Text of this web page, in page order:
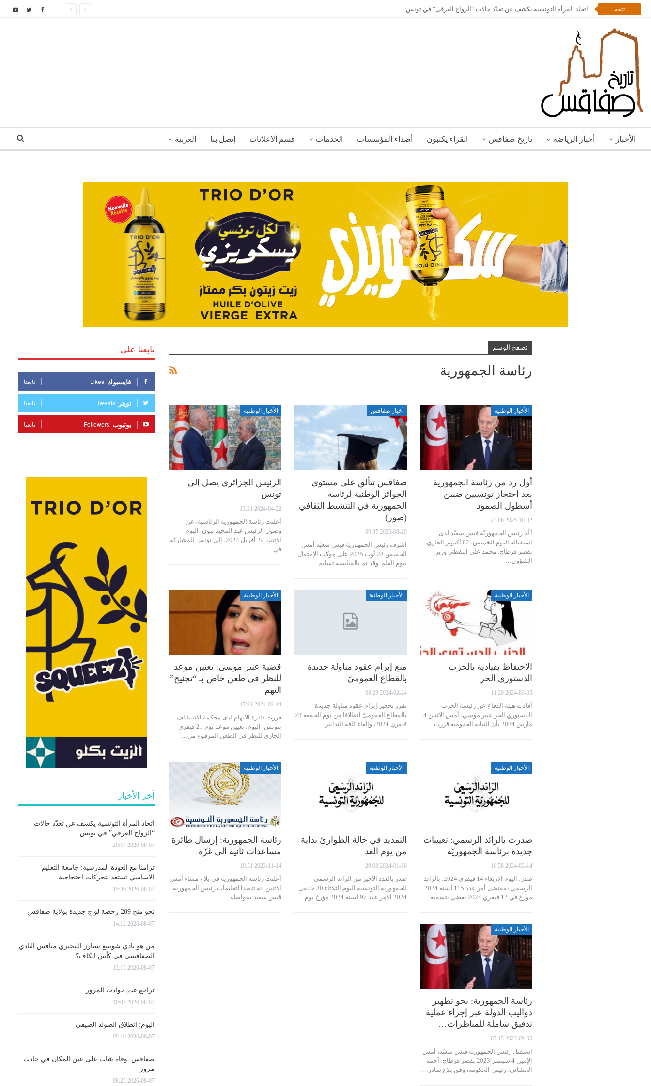
تتجه اتحاد المرأة التونسية يكشف عن تعدّد حالات “الزواج العرفي” في تونس
الأخبار أخبار الرياضة تاريخ صفاقس القراء يكتبون أصداء المؤسسات الخدمات قسم الاعلانات إتصل بنا العربية
تصفح الوسم
رئاسة الجمهورية
الأخبار الوطنية
أول رد من رئاسة الجمهورية
بعد احتجاز تونسيين ضمن
أسطول الصمود
2025-10-02 23:06
أكّد رئيس الجمهوريّة قيس سعيّد لدى
استقباله اليوم الخميس، 02 أكتوبر الجاري
بقصر قرطاج، محمد علي النفطي وزير
الشؤون…
أخبار صفاقس
صفاقس تتألق على مستوى
الجوائز الوطنية لرئاسة
الجمهورية في التنشيط الثقافي
(صور)
2025-08-29 09:37
اشرف رئيس الجمهورية قيس سعيّد أمس
الخميس 28 أوت 2025 على موكب الإحتفال
بيوم العلم. وقد تم بالمناسبة تسليم…
الأخبار الوطنية
الرئيس الجزائري يصل إلى
تونس
2024-04-22 13:31
أعلنت رئاسة الجمهورية الرئاسية، عن
وصول الرئيس عبد المجيد تبون، اليوم
الإثنين 22 أفريل 2024، إلى تونس للمشاركة
في…
الأخبار الوطنية
الاحتفاظ بقيادية بالحزب
الدستوري الحر
2024-03-05 11:20
أفادت هيئة الدفاع عن رئيسة الحزب
الدستوري الحر عبير موسي، أمس الاثنين 4
مارس 2024 بأن النيابة العمومية قررت…
الأخبار الوطنية
منع إبرام عقود مناولة جديدة
بالقطاع العموميّ
2024-02-24 08:23
تقرر تحجير إبرام عقود مناولة جديدة
بالقطاع العموميّ انطلاقا من يوم الجمعة 23
فيفري 2024، وإلغاء كافة التدابير…
الأخبار الوطنية
قضية عبير موسي: تعيين موعد
للنظر في طعن خاص بـ “تجنيح”
التهم
2024-02-14 17:21
قررت دائرة الاتهام لدى محكمة الاستئناف
بتونس، اليوم، تعيين موعد يوم 21 فيفري
الجاري للنظر في الطعن المرفوع من…
الأخبار الوطنية
صدرت بالرائد الرسمي: تعيينات
جديدة برئاسة الجمهوريّة
2024-02-14 16:58
صدر، اليوم الاربعاء 14 فيفري 2024، بالرائد
الرسمي بمقتضى أمر عدد 115 لسنة 2024
مؤرخ في 12 فيفري 2024 يقضي بتسمية…
الأخبار الوطنية
التمديد في حالة الطوارئ بداية
من يوم الغد
2024-01-30 20:03
صدر بالعدد الأخير من الرائد الرسمي
للجمهورية التونسية اليوم الثلاثاء 30 جانفي
2024 الأمر عدد 97 لسنة 2024 مؤرخ يوم…
الأخبار الوطنية
رئاسة الجمهورية: إرسال طائرة
مساعدات ثانية الى غزّة
2023-11-14 10:51
أعلنت رئاسة الجمهورية في بلاغ مساء أمس
الاثنين انه تنفيذا لتعليمات رئيس الجمهورية
قيس سعيد بمواصلة…
الأخبار الوطنية
رئاسة الجمهورية: نحو تطهير
دواليب الدولة عبر إجراء عملية
تدقيق شاملة للمناظرات…
2023-09-05 07:15
استقبل رئيس الجمهورية قيس سعيّد، أمس
الإثنين 4 سبتمبر 2023 بقصر قرطاج، أحمد
الحشاني، رئيس الحكومة، وفق بلاغ صادر…
تابعنا على
فايسبوك Likes تابعنا
تويتر Tweets تابعنا
يوتيوب Followers تابعنا
آخر الأخبار
اتحاد المرأة التونسية يكشف عن تعدّد حالات
“الزواج العرفي” في تونس
2026-08-07 20:17
تزامنا مع العودة المدرسية: جامعة التعليم
الاساسي تستعد لتحركات احتجاجية
2026-08-07 15:36
نحو منح 289 رخصة لواج جديدة بولاية صفاقس
2026-08-07 14:12
من هو نادي شوتينغ ستارز النيجيري منافس النادي
الصفاقسي في كأس الكاف؟
2026-08-07 12:15
تراجع عدد حوادث المرور
2026-08-07 10:05
اليوم: انطلاق الصولد الصيفي
2026-08-07 09:10
صفاقس: وفاة شاب على عين المكان في حادث
مرور
2026-08-07 08:25